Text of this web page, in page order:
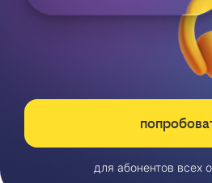
для абонентов всех